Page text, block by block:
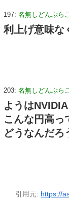
197: 名無しどんぶら
利上げ意味な
203: 名無しどんぶら
ようは
こんな円高っ
どうなんだろ
引用元: https://